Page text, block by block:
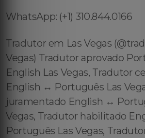
WhatsApp: (+1) 310.844.0166
Tradutor em Las Vegas
Vegas) Tradutor aprovado
English Las Vegas, Tradutor
English ↔️ Português Las
juramentado English ↔️
Vegas, Tradutor habilitado
Português Las Vegas,